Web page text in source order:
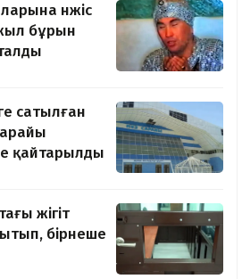
нәжіс
бұрын
сатылған
қайтарылды
жігіт
бірнеше